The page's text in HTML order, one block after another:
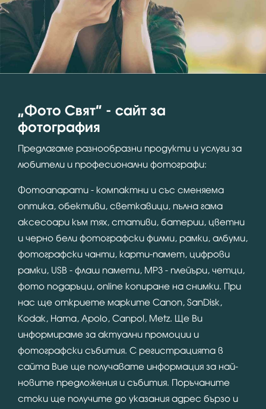
“Фото Свят” - сайт за
фотография
Предлагаме разнообразни продукти и услуги за
любители и професионални фотографи:
Фотоапарати - компактни и със сменяема
оптика, обективи, светкавици, пълна гама
аксесоари към тях, стативи, батерии, цветни
и черно бели фотографски филми, рамки, албуми,
фотографски чанти, карти-памет, цифрови
рамки, USB - флаш памети, MP3 - плейъри, четци,
фото подаръци, online копиране на снимки. При
нас ще откриете марките Canon, SanDisk,
Kodak, Hama, Apolo, Canpol, Metz. Ще Ви
информираме за актуални промоции и
фотографски събития. С регистрацията в
сайта Вие ще получавате информация за най-
новите предложения и събития. Поръчаните
стоки ще получите до указания адрес бързо и